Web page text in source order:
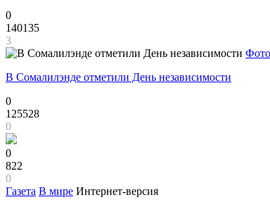
0
140135
3
Фото
В Сомалилэнде отметили День независимости
0
125528
0
0
822
0
Газета В мире Интернет-версия